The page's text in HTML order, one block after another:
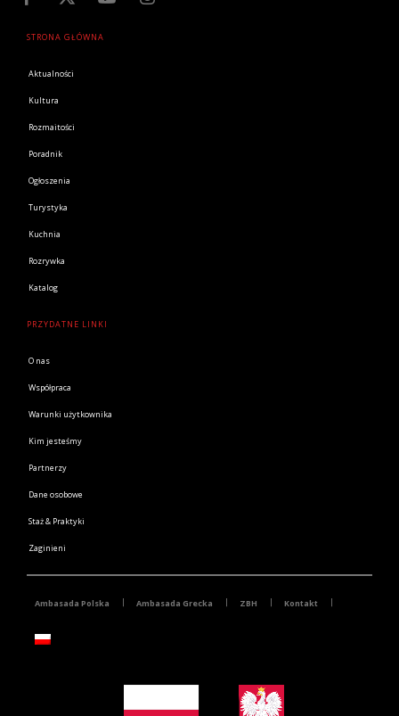
STRONA GŁÓWNA
Aktualności
Kultura
Rozmaitości
Poradnik
Ogłoszenia
Turystyka
Kuchnia
Rozrywka
Katalog
PRZYDATNE LINKI
O nas
Współpraca
Warunki użytkownika
Kim jesteśmy
Partnerzy
Dane osobowe
Staż & Praktyki
Zaginieni
Ambasada Polska Ambasada Grecka ZBH Kontakt